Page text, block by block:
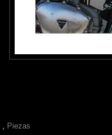
Piezas